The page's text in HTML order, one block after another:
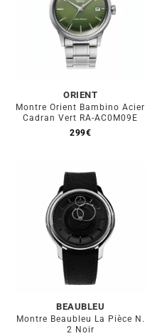
ORIENT
Montre Orient Bambino Acier
Cadran Vert RA-AC0M09E
299€
BEAUBLEU
Montre Beaubleu La Pièce N.
2 Noir